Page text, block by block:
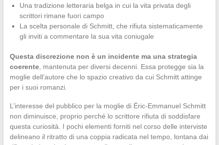
Una tradizione letteraria belga in cui la vita privata degli
scrittori rimane fuori campo
La scelta personale di Schmitt, che rifiuta sistematicamente
gli inviti a commentare la sua vita coniugale
Questa discrezione non è un incidente ma una strategia
coerente, mantenuta per diversi decenni. Essa protegge sia la
moglie dell’autore che lo spazio creativo da cui Schmitt attinge
per i suoi romanzi.
L’interesse del pubblico per la moglie di Éric-Emmanuel Schmitt
non diminuisce, proprio perché lo scrittore rifiuta di soddisfare
questa curiosità. I pochi elementi forniti nel corso delle interviste
delineano il ritratto di una coppia radicata nel tempo, lontana dai